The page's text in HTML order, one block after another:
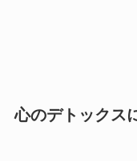
心のデトックス